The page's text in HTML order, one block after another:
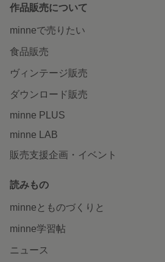
作品販売について
minneで売りたい
食品販売
ヴィンテージ販売
ダウンロード販売
minne PLUS
minne LAB
販売支援企画・イベント
読みもの
minneとものづくりと
minne学習帖
ニュース